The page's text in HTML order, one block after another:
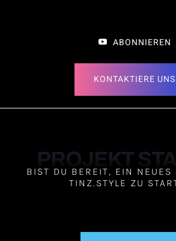
ABONNIEREN
KONTAKTIERE UNS
PROJEKT
BIST DU BEREIT, EIN NEUES
TINZ.STYLE ZU